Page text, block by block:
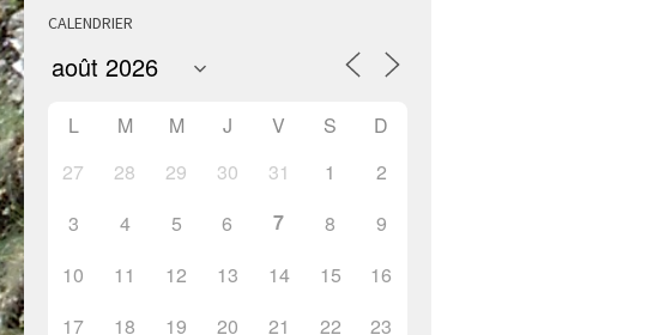
CALENDRIER
L M M J V S
D
27
28 29 30 31 1
2
3
4 5 6 7 8
9
10
11 12 13 14 15
16
17
18 19 20 21 22
23